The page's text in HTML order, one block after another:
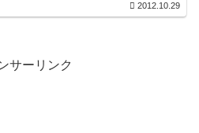
2012.10.29
サーリンク